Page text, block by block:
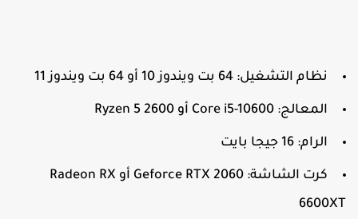
نظام التشغيل: 64 بت ويندوز 10 أو 64 بت ويندوز 11
المعالج: Core i5-10600 أو Ryzen 5 2600
الرام: 16 جيجا بايت
كرت الشاشة: Geforce RTX 2060 أو Radeon RX